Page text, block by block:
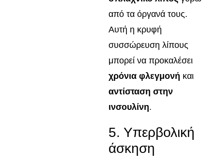
από τα όργανά τους.
Αυτή η κρυφή
συσσώρευση λίπους
μπορεί να προκαλέσει
χρόνια φλεγμονή και
αντίσταση στην
ινσουλίνη.
5. Υπερβολική
άσκηση